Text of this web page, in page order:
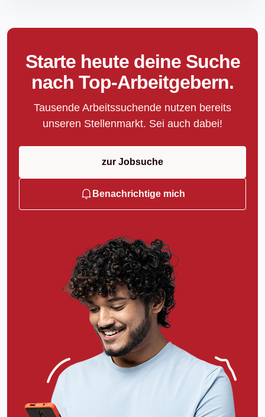
Starte heute deine Suche
nach Top-Arbeitgebern.
Tausende Arbeitssuchende nutzen bereits
unseren Stellenmarkt. Sei auch dabei!
zur Jobsuche
Benachrichtige mich